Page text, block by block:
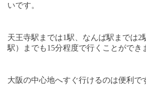
いです。
天王寺駅までは1駅、なんば駅までは2
駅）までも15分程度で行くことができ
大阪の中心地へすぐ行けるのは便利で